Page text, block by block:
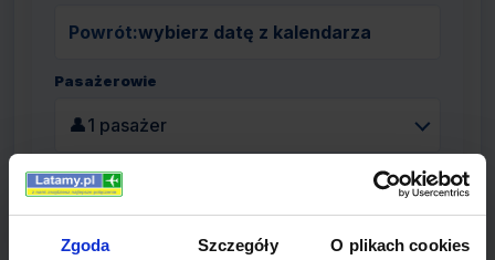
Zgoda Szczegóły O plikach cookies
Powrót:wybierz datę z kalendarza
Pasażerowie
👤1 pasażer